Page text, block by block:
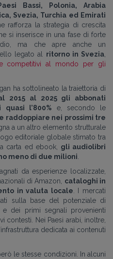
Bassi, Polonia, Arabia
Svezia, Turchia ed Emirati
rafforza la strategia di crescita
si inserisce in una fase di forte
ma che apre anche un
legato al ritorno in Svezia
competitivi al mondo per gli
ha sottolineato la traiettoria di
2015 al 2025 gli abbonati
l’800% e, secondo le
raddoppiare nei prossimi tre
a un altro elemento strutturale
editoriale globale stimato tra
carta ed ebook, gli audiolibri
meno di due milioni
da esperienze localizzate,
di Amazon, cataloghi in
in valuta locale . I mercati
sulla base del potenziale di
dei primi segnali provenienti
contesti. Nei Paesi arabi, inoltre,
dedicata ai contenuti
le stesse condizioni. In alcuni